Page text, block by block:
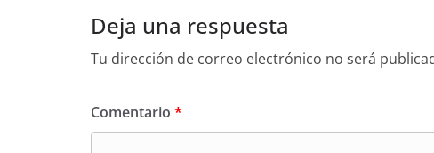
Deja una respuesta
Tu dirección de correo electrónico no será
Comentario *